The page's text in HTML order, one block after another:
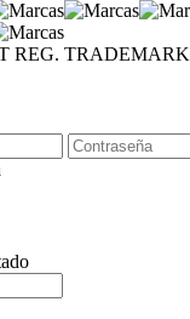
REG. TRADEMARK